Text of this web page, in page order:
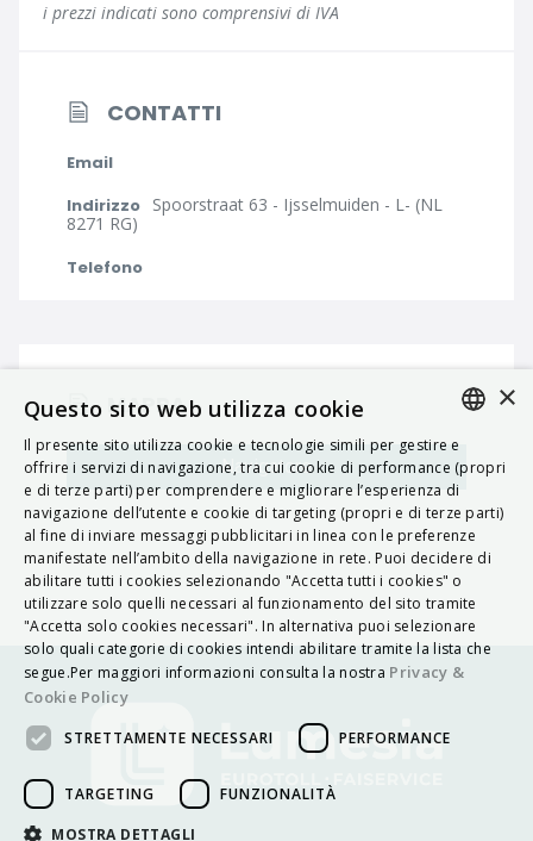
i prezzi indicati sono comprensivi di IVA
CONTATTI
Email
Indirizzo Spoorstraat 63 - Ijsselmuiden - L- (NL
8271 RG)
Telefono
MAPPA
Navigatore ITALIAN
ENGLISH
FRENCH
HUNGARIAN
DEUTSCH
POLSKI
PORTUGUÊS
×
Questo sito web utilizza cookie
Il presente sito utilizza cookie e tecnologie simili per gestire e
offrire i servizi di navigazione, tra cui cookie di performance (propri
e di terze parti) per comprendere e migliorare l’esperienza di
navigazione dell’utente e cookie di targeting (propri e di terze parti)
al fine di inviare messaggi pubblicitari in linea con le preferenze
manifestate nell’ambito della navigazione in rete. Puoi decidere di
abilitare tutti i cookies selezionando "Accetta tutti i cookies" o
utilizzare solo quelli necessari al funzionamento del sito tramite
"Accetta solo cookies necessari". In alternativa puoi selezionare
solo quali categorie di cookies intendi abilitare tramite la lista che
segue.Per maggiori informazioni consulta la nostra Privacy &
Cookie Policy
STRETTAMENTE NECESSARI PERFORMANCE
TARGETING FUNZIONALITÀ
MOSTRA DETTAGLI